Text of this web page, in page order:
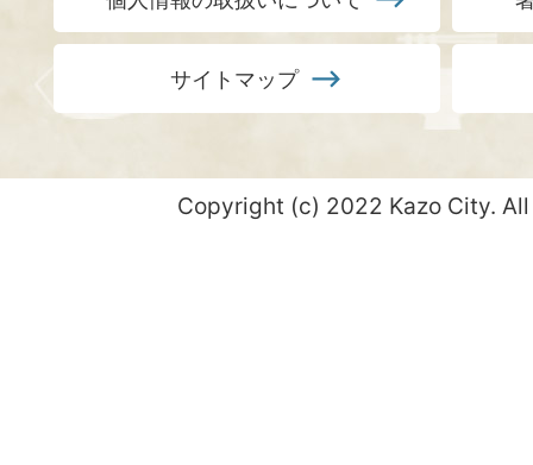
サイトマップ
Copyright (c) 2022 Kazo City.